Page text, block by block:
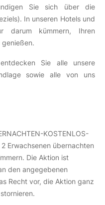
Sie sich über die
In unseren Hotels und
darum kümmern, Ihren
genießen.
Sie alle unsere
sowie alle von uns
KOSTENLOS-
Erwachsenen übernachten
Die Aktion ist
den angegebenen
Recht vor, die Aktion ganz